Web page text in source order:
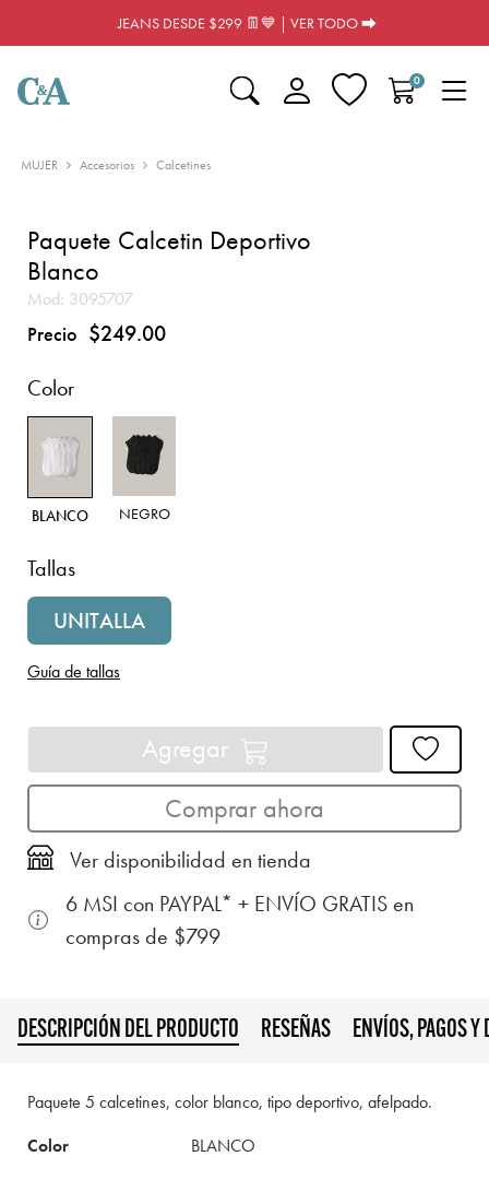
JEANS DESDE $299 👖💙 | VER TODO ⮕
0
MUJER Accesorios Calcetines
Paquete Calcetin Deportivo
Blanco
Mod: 3095707
Precio $249.00
Color
BLANCO NEGRO
Tallas
UNITALLA
Guía de tallas
Agregar
Comprar ahora
Ver disponibilidad en tienda
6 MSI con PAYPAL* + ENVÍO GRATIS en
compras de $799
DESCRIPCIÓN DEL PRODUCTO RESEÑAS ENVÍOS, PAGOS Y
Paquete 5 calcetines, color blanco, tipo deportivo, afelpado.
Color
BLANCO